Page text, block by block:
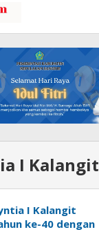
I Kalangit
I Kalangit
ke-40 dengan